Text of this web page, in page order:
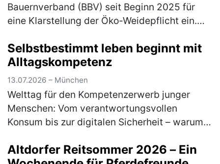
Bauernverband (BBV) seit Beginn 2025 für
eine Klarstellung der Öko-Weidepflicht ein.
errungen werden: Einen entsprechen… (mehr)
Selbstbestimmt leben beginnt mit
Alltagskompetenz
13.07.2026 – München
Welttag für den Kompetenzerwerb junger
Menschen: Vom verantwortungsvollen
Konsum bis zur digitalen Sicherheit – warum
Am 15. Juli macht der Welttag für den …
Altdorfer Reitsommer 2026 – Ein